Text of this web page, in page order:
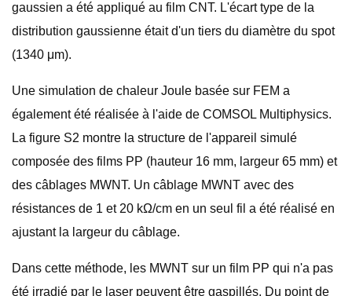
gaussien a été appliqué au film CNT. L'écart type de la
distribution gaussienne était d'un tiers du diamètre du spot
(1340 μm).
Une simulation de chaleur Joule basée sur FEM a
également été réalisée à l'aide de COMSOL Multiphysics.
La figure S2 montre la structure de l'appareil simulé
composée des films PP (hauteur 16 mm, largeur 65 mm) et
des câblages MWNT. Un câblage MWNT avec des
résistances de 1 et 20 kΩ/cm en un seul fil a été réalisé en
ajustant la largeur du câblage.
Dans cette méthode, les MWNT sur un film PP qui n'a pas
été irradié par le laser peuvent être gaspillés. Du point de